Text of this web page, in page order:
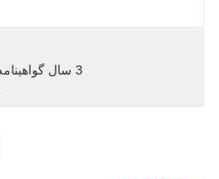
3 سال گواهینامه JATE,گواهینامه JATE ژاپنی